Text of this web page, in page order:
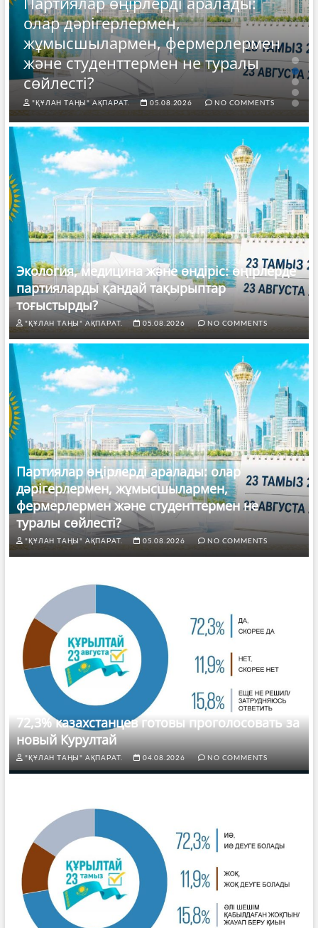
олар дәрігерлермен,
жұмысшылармен, фермерлермен
және студенттермен не туралы
сөйлесті?
"ҚҰЛАН ТАҢЫ" АҚПАРАТ. 05.08.2026 NO COMMENTS
Экология, медицина және өндіріс: өңірлерде
партияларды қандай тақырыптар
тоғыстырды?
"ҚҰЛАН ТАҢЫ" АҚПАРАТ. 05.08.2026 NO COMMENTS
Партиялар өңірлерді аралады: олар
дәрігерлермен, жұмысшылармен,
фермерлермен және студенттермен не
туралы сөйлесті?
"ҚҰЛАН ТАҢЫ" АҚПАРАТ. 05.08.2026 NO COMMENTS
72,3% казахстанцев готовы проголосовать за
новый Курултай
"ҚҰЛАН ТАҢЫ" АҚПАРАТ. 04.08.2026 NO COMMENTS